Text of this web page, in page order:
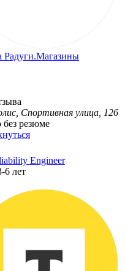
Радуги.Магазины
Спортивная улица, 126
резюме
Engineer
6 лет